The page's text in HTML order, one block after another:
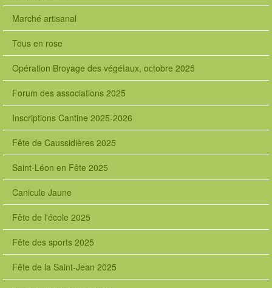
Marché artisanal
Tous en rose
Opération Broyage des végétaux, octobre 2025
Forum des associations 2025
Inscriptions Cantine 2025-2026
Fête de Caussidières 2025
Saint-Léon en Fête 2025
Canicule Jaune
Fête de l'école 2025
Fête des sports 2025
Fête de la Saint-Jean 2025